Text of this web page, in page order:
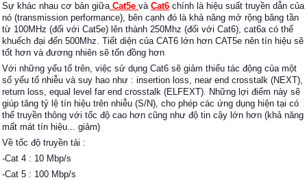
Sự khác nhau cơ bản giữaCat5e và Cat6 chính là hiệu suất truyền dẫn của
nó (transmission performance), bên cạnh đó là khả năng mở rộng băng tần
từ 100MHz (đối với Cat5e) lên thành 250Mhz (đối với Cat6), cat6a có thể
khuếch đại đến 500Mhz. Tiết diện của CAT6 lớn hơn CAT5e nên tín hiệu sẽ
tốt hơn và đương nhiên sẽ tốn đồng hơn
Với những yếu tố trên, việc sử dụng Cat6 sẽ giảm thiểu tác động của một
số yếu tố nhiễu và suy hao như : insertion loss, near end crosstalk (NEXT),
return loss, equal level far end crosstalk (ELFEXT). Những lợi điểm này sẽ
giúp tăng tỷ lệ tín hiệu trên nhiễu (S/N), cho phép các ứng dụng hiện tại có
thể truyền thông với tốc độ cao hơn cũng như độ tin cậy lớn hơn (khả năng
mất mát tín hiệu... giảm)
Về tốc độ truyền tải :
-Cat 4 : 10 Mbp/s
-Cat 5 : 100 Mbp/s